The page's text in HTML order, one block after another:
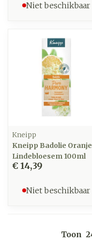
Niet beschikbaar
Kneipp
Kneipp Badolie Oranje
Lindebloesem 100ml
€ 14,39
Niet beschikbaar
Toon